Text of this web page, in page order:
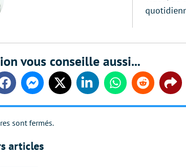
vous conseille aussi...
FacebookMessengerTwitter LinkedinWhatsappReddit Share
sont fermés.
articles